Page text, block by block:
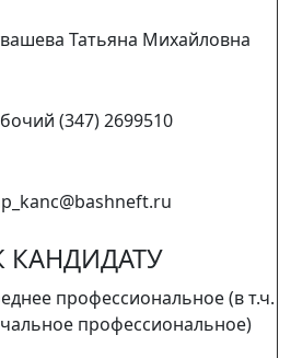
Татьяна Михайловна
(347) 2699510
КАНДИДАТУ
профессиональное (в т.ч.
профессиональное)